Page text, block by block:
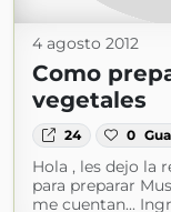
4 agosto 2012
Como
vegetales
24 0
Hola , les dejo la
para preparar
me cuentan...